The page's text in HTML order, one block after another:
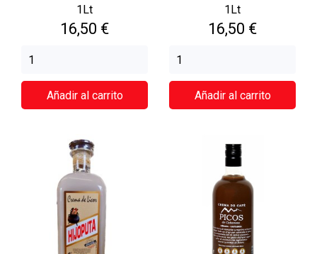
1Lt
Precio
16,50 €
Añadir al carrito
1Lt
Precio
16,50 €
Añadir al carrito